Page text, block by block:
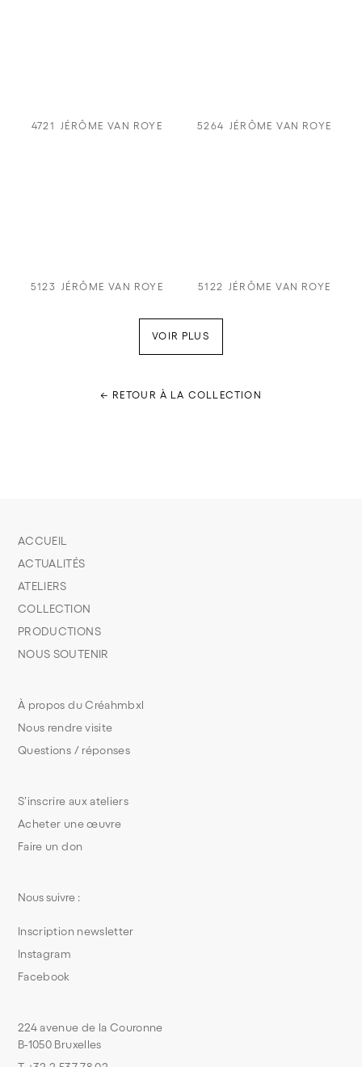
4721 JÉRÔME VAN ROYE 5264 JÉRÔME VAN ROYE
5123 JÉRÔME VAN ROYE 5122 JÉRÔME VAN ROYE
VOIR PLUS
← RETOUR À LA COLLECTION
S’inscrire aux ateliers
Acheter une œuvre
Faire un don
À propos du Créahmbxl
Nous rendre visite
Questions / réponses
ACCUEIL
ACTUALITÉS
ATELIERS
COLLECTION
PRODUCTIONS
NOUS SOUTENIR
224 avenue de la Couronne
B-1050 Bruxelles
Nous suivre :
Inscription newsletter
Instagram
Facebook